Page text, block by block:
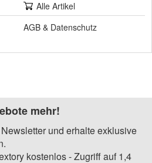
Alle Artikel
AGB & Datenschutz
mehr!
und erhalte exklusive
kostenlos - Zugriff auf 1,4